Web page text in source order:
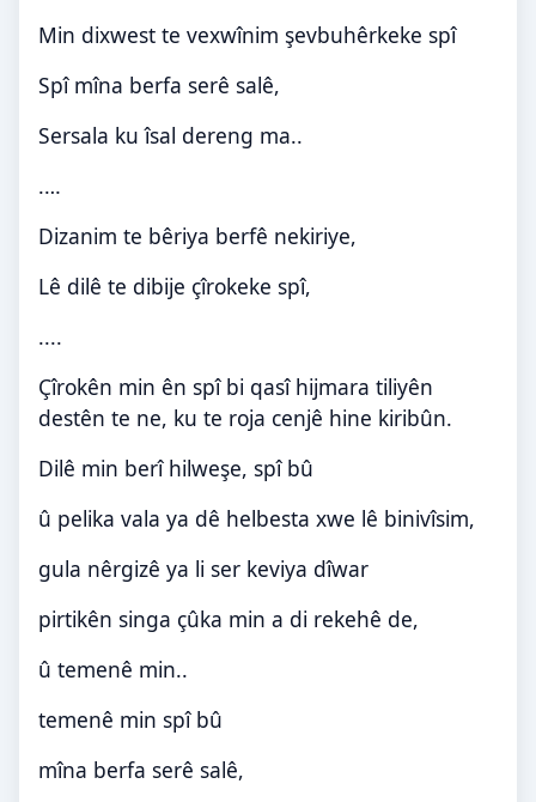
Min dixwest te vexwînim şevbuhêrkeke spî
Spî mîna berfa serê salê,
Sersala ku îsal dereng ma..
….
Dizanim te bêriya berfê nekiriye,
Lê dilê te dibije çîrokeke spî,
....
Çîrokên min ên spî bi qasî hijmara tiliyên
destên te ne, ku te roja cenjê hine kiribûn.
Dilê min berî hilweşe, spî bû
û pelika vala ya dê helbesta xwe lê binivîsim,
gula nêrgizê ya li ser keviya dîwar
pirtikên singa çûka min a di rekehê de,
û temenê min..
temenê min spî bû
mîna berfa serê salê,